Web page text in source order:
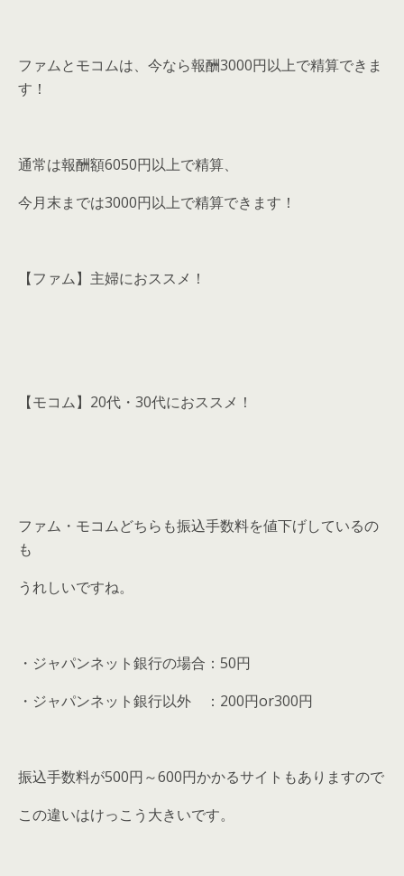
ファムとモコムは、今なら報酬3000円以上で精算できま
す！
通常は報酬額6050円以上で精算、
今月末までは3000円以上で精算できます！
【ファム】 主婦におススメ！
【モコム】 20代・30代におススメ！
ファム・モコムどちらも振込手数料を値下げしているの
も
うれしいですね。
・ジャパンネット銀行の場合：50円
・ジャパンネット銀行以外 ：200円or300円
振込手数料が500円～600円かかるサイトもありますので
この違いはけっこう大きいです。